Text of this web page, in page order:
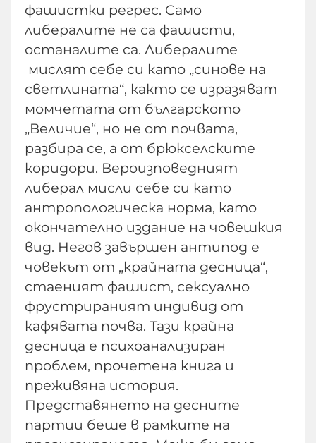
фашистки регрес. Само
либералите не са фашисти,
останалите са. Либералите
мислят себе си като „синове на
светлината“, както се изразяват
момчетата от българското
„Величие“, но не от почвата,
разбира се, а от брюкселските
коридори. Вероизповедният
либерал мисли себе си като
антропологическа норма, като
окончателно издание на човешкия
вид. Негов завършен антипод е
човекът от „крайната десница“,
стаеният фашист, сексуално
фрустрираният индивид от
кафявата почва. Тази крайна
десница е психоанализиран
проблем, прочетена книга и
преживяна история.
Представянето на десните
партии беше в рамките на